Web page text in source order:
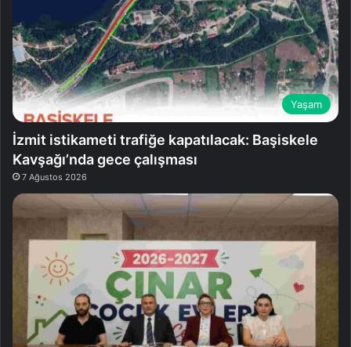
Yaşam
İzmit istikameti trafiğe kapatılacak: Başiskele
Kavşağı’nda gece çalışması
7 Ağustos 2026